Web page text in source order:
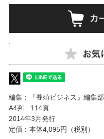
編集：『養殖ビジネス』編集部
A4判 114頁
2014年3月発行
定価：本体4,095円（税別）